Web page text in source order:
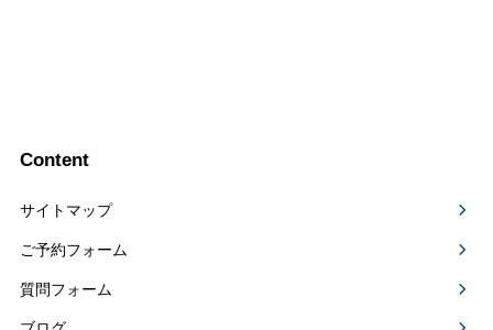
Content
サイトマップ
ご予約フォーム
質問フォーム